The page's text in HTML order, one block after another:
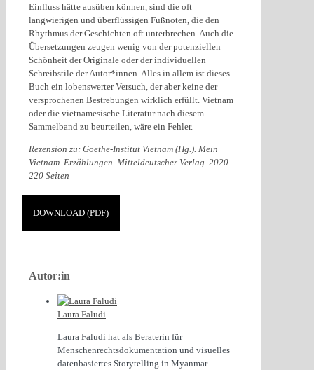
Einfluss hätte ausüben können, sind die oft
langwierigen und überflüssigen Fußnoten, die den
Rhythmus der Geschichten oft unterbrechen. Auch die
Übersetzungen zeugen wenig von der potenziellen
Schönheit der Originale oder der individuellen
Schreibstile der Autor*innen. Alles in allem ist dieses
Buch ein lobenswerter Versuch, der aber keine der
versprochenen Bestrebungen wirklich erfüllt. Vietnam
oder die vietnamesische Literatur nach diesem
Sammelband zu beurteilen, wäre ein Fehler.
Rezension zu: Goethe-Institut Vietnam (Hg.). Mein
Vietnam. Erzählungen. Mitteldeutscher Verlag. 2020.
220 Seiten
DOWNLOAD (PDF)
Autor:in
Laura Faludi
Laura Faludi hat als Beraterin für
Menschenrechtsdokumentation und visuelles
datenbasiertes Storytelling in Myanmar